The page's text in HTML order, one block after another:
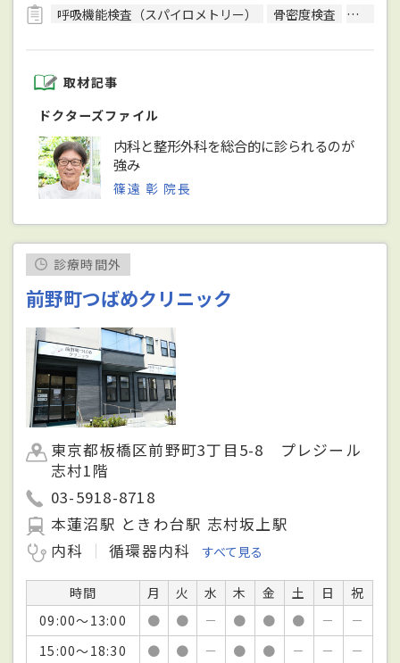
呼吸機能検査（スパイロメトリー）
骨密度検査 骨量測
取材記事
ドクターズファイル
内科と整形外科を総合的に診られるのが
強み
篠遠 彰 院長
診療時間外
前野町つばめクリニック
東京都板橋区前野町3丁目5-8 プレジール
志村1階
03-5918-8718
本蓮沼駅 ときわ台駅 志村坂上駅
内科
循環器内科 すべて見る
時間 月 火 水 木 金 土 日
祝
09:00～13:00
● ● － ● ● ● －
－
15:00～18:30
● ● － ● ● － － －